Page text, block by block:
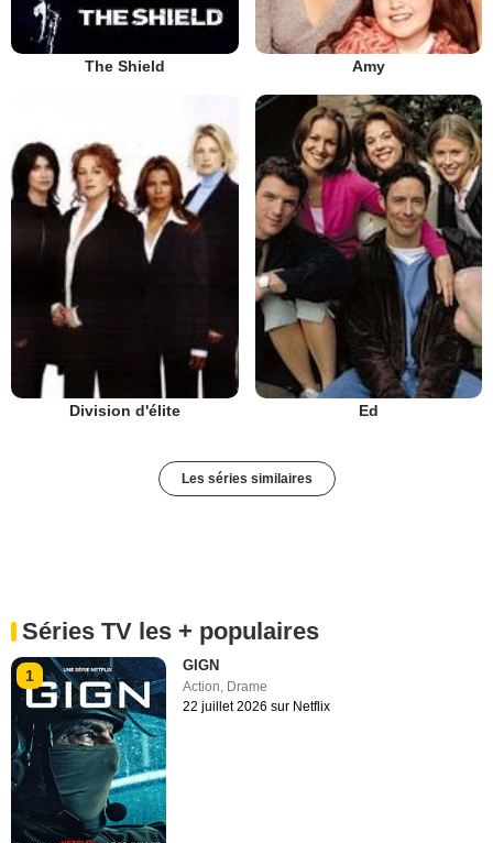
The Shield Amy
Division d'élite Ed
Les séries similaires
Séries TV les + populaires
1
GIGN
Action Drame
22 juillet 2026 sur Netflix